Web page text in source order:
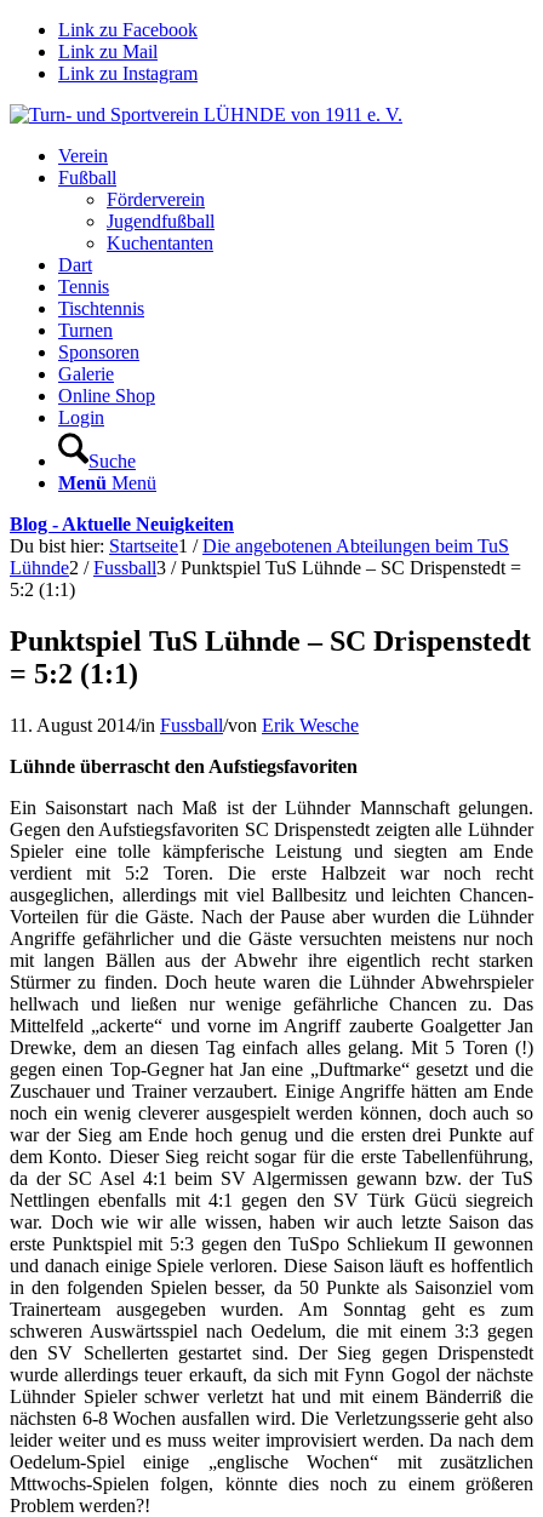
Link zu Facebook
Link zu Mail
Link zu Instagram
Verein
Fußball
Förderverein
Jugendfußball
Kuchentanten
Dart
Tennis
Tischtennis
Turnen
Sponsoren
Galerie
Online Shop
Login
Suche
Menü Menü
Blog - Aktuelle Neuigkeiten
Du bist hier: Startseite1 / Die angebotenen Abteilungen beim TuS
Lühnde2 / Fussball3 / Punktspiel TuS Lühnde – SC Drispenstedt =
5:2 (1:1)
Punktspiel TuS Lühnde – SC Drispenstedt
= 5:2 (1:1)
11. August 2014/in Fussball/von Erik Wesche
Lühnde überrascht den Aufstiegsfavoriten
Ein Saisonstart nach Maß ist der Lühnder Mannschaft gelungen.
Gegen den Aufstiegsfavoriten SC Drispenstedt zeigten alle Lühnder
Spieler eine tolle kämpferische Leistung und siegten am Ende
verdient mit 5:2 Toren. Die erste Halbzeit war noch recht
ausgeglichen, allerdings mit viel Ballbesitz und leichten Chancen-
Vorteilen für die Gäste. Nach der Pause aber wurden die Lühnder
Angriffe gefährlicher und die Gäste versuchten meistens nur noch
mit langen Bällen aus der Abwehr ihre eigentlich recht starken
Stürmer zu finden. Doch heute waren die Lühnder Abwehrspieler
hellwach und ließen nur wenige gefährliche Chancen zu. Das
Mittelfeld „ackerte“ und vorne im Angriff zauberte Goalgetter Jan
Drewke, dem an diesen Tag einfach alles gelang. Mit 5 Toren (!)
gegen einen Top-Gegner hat Jan eine „Duftmarke“ gesetzt und die
Zuschauer und Trainer verzaubert. Einige Angriffe hätten am Ende
noch ein wenig cleverer ausgespielt werden können, doch auch so
war der Sieg am Ende hoch genug und die ersten drei Punkte auf
dem Konto. Dieser Sieg reicht sogar für die erste Tabellenführung,
da der SC Asel 4:1 beim SV Algermissen gewann bzw. der TuS
Nettlingen ebenfalls mit 4:1 gegen den SV Türk Gücü siegreich
war. Doch wie wir alle wissen, haben wir auch letzte Saison das
erste Punktspiel mit 5:3 gegen den TuSpo Schliekum II gewonnen
und danach einige Spiele verloren. Diese Saison läuft es hoffentlich
in den folgenden Spielen besser, da 50 Punkte als Saisonziel vom
Trainerteam ausgegeben wurden. Am Sonntag geht es zum
schweren Auswärtsspiel nach Oedelum, die mit einem 3:3 gegen
den SV Schellerten gestartet sind. Der Sieg gegen Drispenstedt
wurde allerdings teuer erkauft, da sich mit Fynn Gogol der nächste
Lühnder Spieler schwer verletzt hat und mit einem Bänderriß die
nächsten 6-8 Wochen ausfallen wird. Die Verletzungsserie geht also
leider weiter und es muss weiter improvisiert werden. Da nach dem
Oedelum-Spiel einige „englische Wochen“ mit zusätzlichen
Mttwochs-Spielen folgen, könnte dies noch zu einem größeren
Problem werden?!